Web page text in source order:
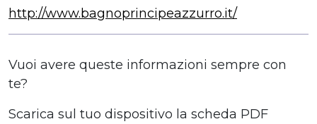
http://www.bagnoprincipeazzurro.it/
Vuoi avere queste informazioni sempre con
te?
Scarica sul tuo dispositivo la scheda PDF